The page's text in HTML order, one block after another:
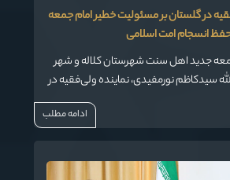
در گلستان بر مسئولیت خطیر امام جمعه
انسجام امت اسلامی
جدید اهل سنت شهرستان کلاله و شهر
سیدکاظم نورمفیدی، نماینده ولی‌فقیه در
ادامه مطلب